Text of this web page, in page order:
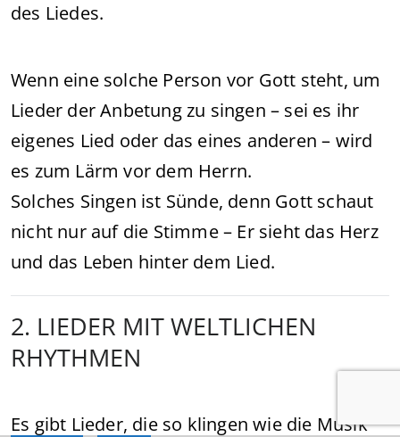
des Liedes.
Wenn eine solche Person vor Gott steht, um
Lieder der Anbetung zu singen – sei es ihr
eigenes Lied oder das eines anderen – wird
es zum Lärm vor dem Herrn.
Solches Singen ist Sünde, denn Gott schaut
nicht nur auf die Stimme – Er sieht das Herz
und das Leben hinter dem Lied.
2. LIEDER MIT WELTLICHEN
RHYTHMEN
Es gibt Lieder, die so klingen wie die Musik